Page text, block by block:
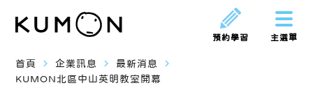
主選單
預約學習
首頁 navigate_next 企業訊息 navigate_next 最新消息 navigate_next
KUMON北區中山英明教室開幕